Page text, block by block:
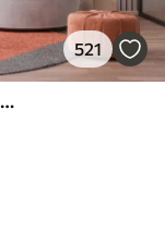
521
Panouri din lemn și pădure delicată în tonuri roz